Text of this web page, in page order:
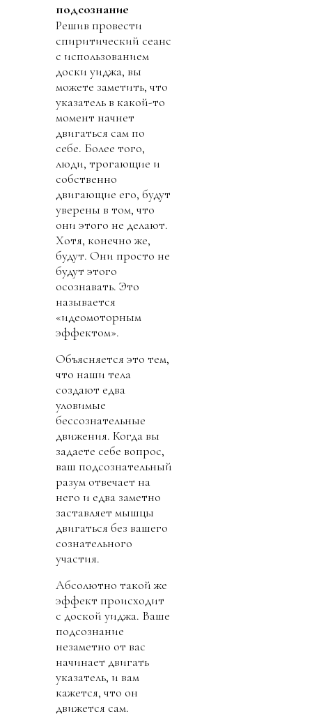
подсознание
Решив провести
спиритический сеанс
с использованием
доски уиджа, вы
можете заметить, что
указатель в какой-то
момент начнет
двигаться сам по
себе. Более того,
люди, трогающие и
собственно
двигающие его, будут
уверены в том, что
они этого не делают.
Хотя, конечно же,
будут. Они просто не
будут этого
осознавать. Это
называется
«идеомоторным
эффектом».
Объясняется это тем,
что наши тела
создают едва
уловимые
бессознательные
движения. Когда вы
задаете себе вопрос,
ваш подсознательный
разум отвечает на
него и едва заметно
заставляет мышцы
двигаться без вашего
сознательного
участия.
Абсолютно такой же
эффект происходит
с доской уиджа. Ваше
подсознание
незаметно от вас
начинает двигать
указатель, и вам
кажется, что он
движется сам.